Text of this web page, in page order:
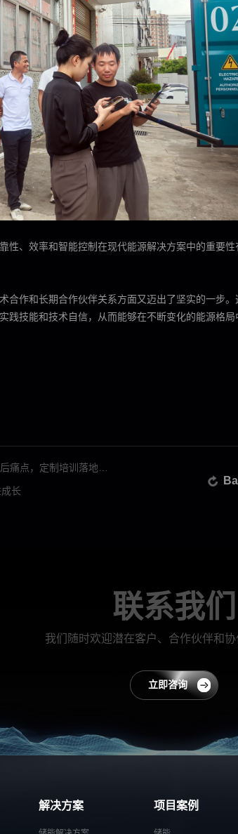
性、效率和智能控制在现代能源解决方案中的重要性
合作和长期合作伙伴关系方面又迈出了坚实的一步。
践技能和技术自信，从而能够在不断变化的能源格局
长
联系我们
我们随时欢迎潜在客户、合作伙伴和协
立即咨询
解决方案 项目案例